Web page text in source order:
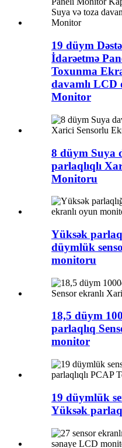
19 düym
İdarəetmə
Toxunma
davamlı LCD
Monitor
8 düym Suya
parlaqlıqlı
Monitoru
Yüksək
düymlük
monitoru
18,5 düym
parlaqlıq
monitor
19 düymlük
Yüksək